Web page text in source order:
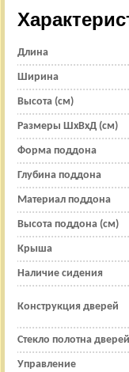
Длина
Ширина
Высота (см)
Размеры ШхВхД (см)
Форма поддона
Глубина поддона
Материал поддона
Высота поддона (см)
Крыша
Наличие сидения
Конструкция дверей
Стекло полотна дверей
Управление